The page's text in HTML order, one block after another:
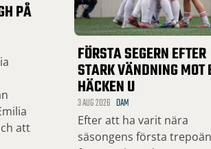
PÅ
att
FÖRSTA SEGERN EFTER
STARK VÄNDNING MOT
HÄCKEN U
3 AUG 2026 DAM
Efter att ha varit nära
säsongens första